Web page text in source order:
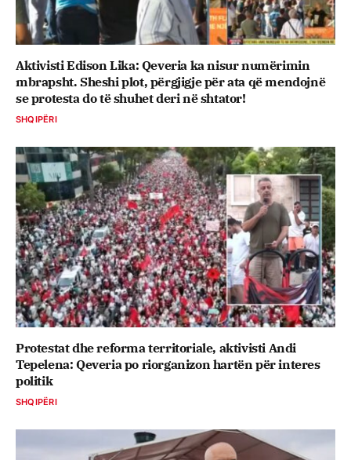
Aktivisti Edison Lika: Qeveria ka nisur numërimin
mbrapsht. Sheshi plot, përgjigje për ata që mendojnë
se protesta do të shuhet deri në shtator!
SHQIPËRI
Protestat dhe reforma territoriale, aktivisti Andi
Tepelena: Qeveria po riorganizon hartën për interes
politik
SHQIPËRI